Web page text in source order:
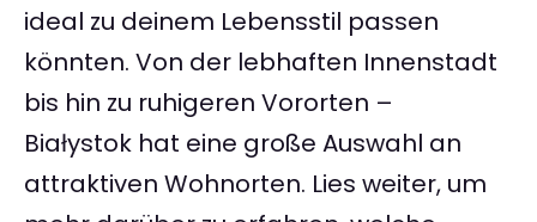
ideal zu deinem Lebensstil passen
könnten. Von der lebhaften Innenstadt
bis hin zu ruhigeren Vororten –
Białystok hat eine große Auswahl an
attraktiven Wohnorten. Lies weiter, um